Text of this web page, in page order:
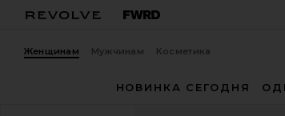
Женщинам Мужчинам Косметика
НОВИНКА СЕГОДНЯ